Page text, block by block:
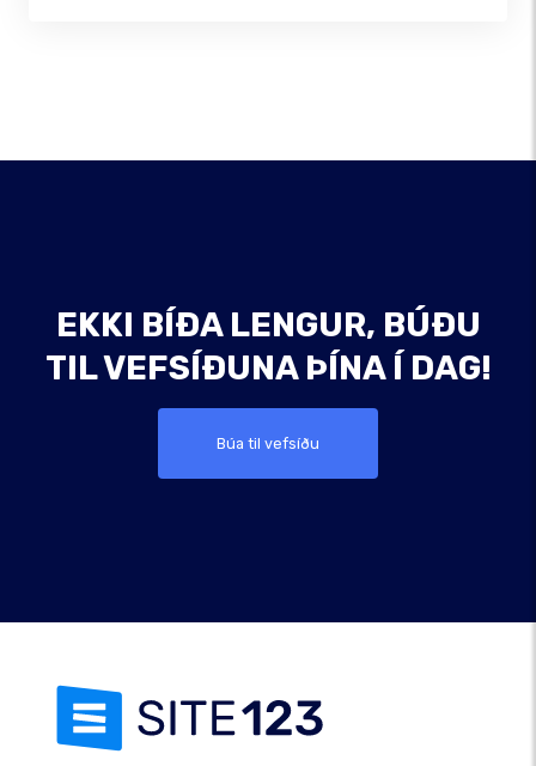
EKKI BÍÐA LENGUR, BÚÐU
TIL VEFSÍÐUNA ÞÍNA Í DAG!
Búa til vefsíðu